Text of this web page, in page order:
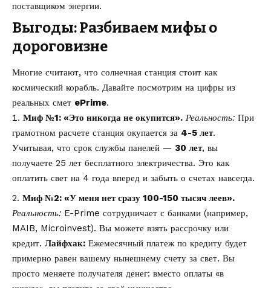
поставщиком энергии.
Выгоды: Разбиваем мифы о
дороговизне
Многие считают, что солнечная станция стоит как
космический корабль. Давайте посмотрим на цифры из
реальных смет ePrime.
Миф №1: «Это никогда не окупится». Реальность: При
грамотном расчете станция окупается за 4-5 лет.
Учитывая, что срок службы панелей — 30 лет, вы
получаете 25 лет бесплатного электричества. Это как
оплатить свет на 4 года вперед и забыть о счетах навсегда.
Миф №2: «У меня нет сразу 100-150 тысяч леев».
Реальность: E-Prime сотрудничает с банками (например,
MAIB, Microinvest). Вы можете взять рассрочку или
кредит. Лайфхак: Ежемесячный платеж по кредиту будет
примерно равен вашему нынешнему счету за свет. Вы
просто меняете получателя денег: вместо оплаты «в